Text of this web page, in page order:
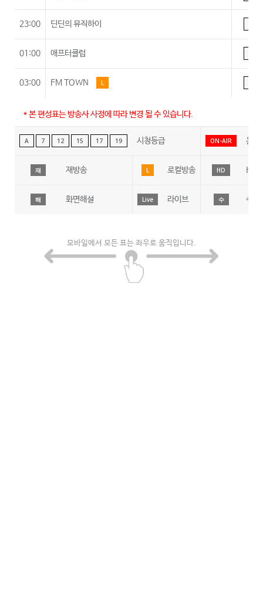
23:00 딘딘의 뮤직하이
01:00 애프터클럽
03:00 FM TOWN L
* 본 편성표는 방송사 사정에 따라 변경 될 수 있습니다.
A 7 12 15 17 19 시청등급 ON-AIR 온에
재 재방송 L 로컬방송 HD HD
해 화면해설 Live 라이브 수 수어
모바일에서 모든 표는 좌우로 움직입니다.